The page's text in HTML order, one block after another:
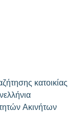
κατοικίας
Ακινήτων